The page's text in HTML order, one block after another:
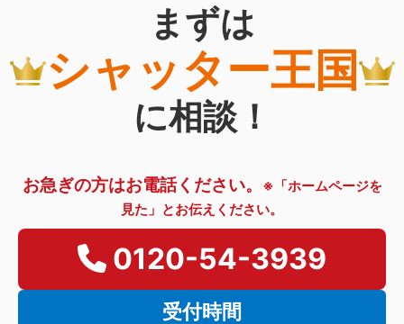
まずは
シャッター王国
に相談！
お急ぎの方はお電話ください。
※「ホームページを
見た」とお伝えください。
0120-54-3939
受付時間